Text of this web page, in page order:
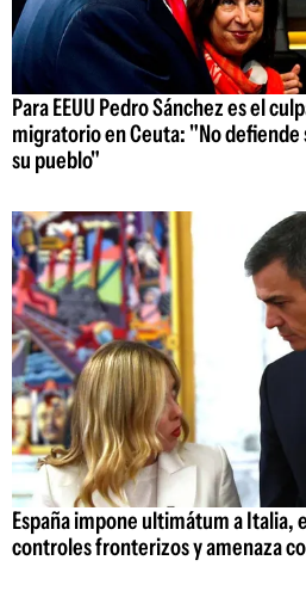
Para EEUU Pedro Sánchez es el
migratorio en Ceuta: "No defiende
su pueblo"
España impone ultimátum a Italia,
controles fronterizos y amenaza